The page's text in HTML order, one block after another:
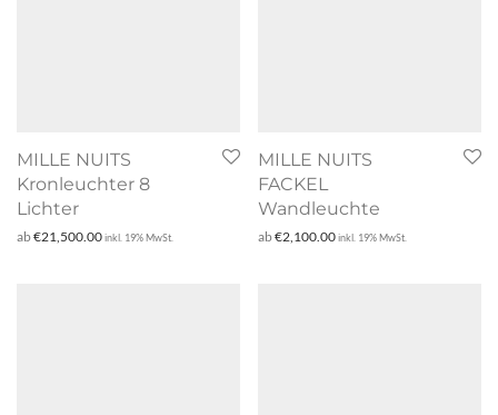
MILLE NUITS
Kronleuchter 8
Lichter
ab€21,500.00inkl. 19% MwSt.
MILLE NUITS
FACKEL
Wandleuchte
ab€2,100.00inkl. 19% MwSt.